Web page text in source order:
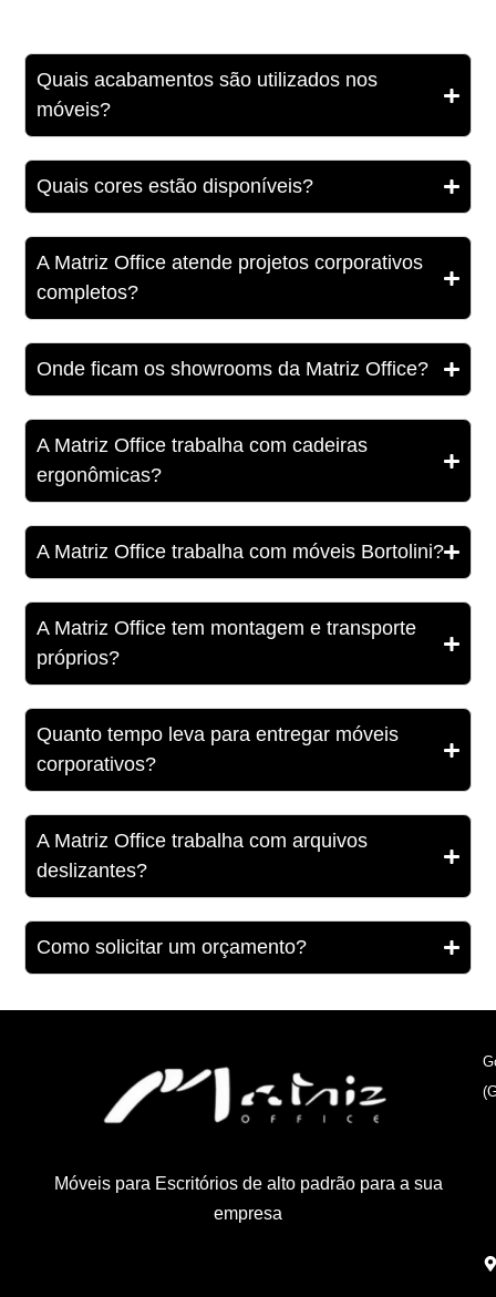
Quais acabamentos são utilizados nos
móveis?
Quais cores estão disponíveis?
A Matriz Office atende projetos corporativos
completos?
Onde ficam os showrooms da Matriz Office?
A Matriz Office trabalha com cadeiras
ergonômicas?
A Matriz Office trabalha com móveis Bortolini?
A Matriz Office tem montagem e transporte
próprios?
Quanto tempo leva para entregar móveis
corporativos?
A Matriz Office trabalha com arquivos
deslizantes?
Como solicitar um orçamento?
Móveis para Escritórios de alto padrão para a sua
empresa